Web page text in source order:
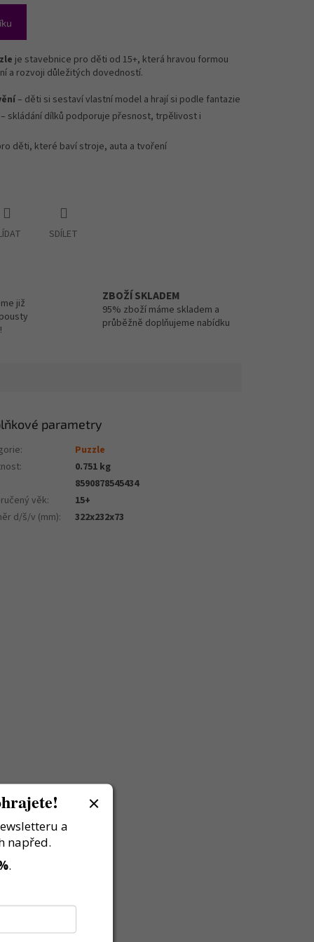
je stavebnice pro děti od 15+, která hravou formou
a rozvoji důležitých dovedností.
– děti si sestaví vlastní model a hrají si podle fantazie
– skládání dílků podporuje přesnost, trpělivost i
děti, které baví stroje, auta a tvoření
SDÍLET
již
ZBOŽÍ SKLADEM
95% zboží máme skladem a
průběžně doplňujeme nabídku
parametry
:
Puzzle
:
0.751 kg
8590878545434
věk:
15+
d/š/v (mm): 322x232x73
a
napřed.
.